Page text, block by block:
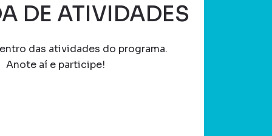
DE ATIVIDADES
das atividades do programa.
Anote aí e participe!